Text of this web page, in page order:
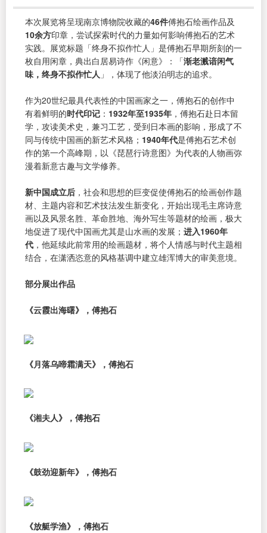
本次展览将呈现南京博物院收藏的46件傅抱石绘画作品及
10余方印章，尝试探索时代的力量如何影响傅抱石的艺术
实践。展览标题「终身不拟作忙人」是傅抱石早期所刻的一
枚自用闲章，典出白居易诗作《闲意》：「渐老溅谙闲气
味，终身不拟作忙人 」，体现了他淡泊明志的追求。
作为20世纪最具代表性的中国画家之一，傅抱石的创作中
有着鲜明的时代印记 ： 1932年至1935年 ，傅抱石赴日本留
学，攻读美术史，兼习工艺，受到日本画的影响，形成了不
同与传统中国画的新艺术风格； 1940年代是傅抱石艺术创
作的第一个高峰期，以《琵琶行诗意图》为代表的人物画弥
漫着新意古趣与文学修养。
新中国成立后 ，社会和思想的巨变促使傅抱石的绘画创作题
材、主题内容和艺术技法发生新变化，开始出现毛主席诗意
画以及风景名胜、革命胜地、海外写生等题材的绘画，极大
地促进了现代中国画尤其是山水画的发展； 进入1960年
代 ，他延续此前常用的绘画题材，将个人情感与时代主题相
结合，在潇洒恣意的风格基调中建立雄浑博大的审美意境。
部分展出作品
《云霞出海曙》，傅抱石
《月落乌啼霜满天》，傅抱石
《湘夫人》，傅抱石
《鼓劲迎新年》，傅抱石
《放艇学渔》，傅抱石